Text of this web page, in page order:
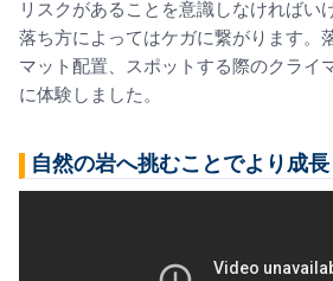
リスクがあることを意識しなければい
落ち方によってはケガに繋がります。
マット配置、スポットする際のクライ
に体験しました。
自然の岩へ挑むことでより成長